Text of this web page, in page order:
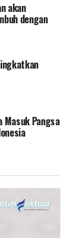
akan
dengan
Masuk Pangsa